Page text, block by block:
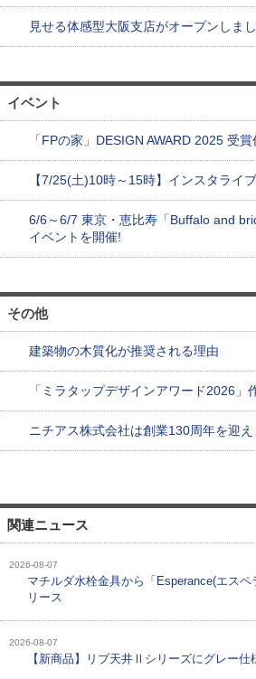
見せる体感型大阪支店がオープンしま
イベント
「FPの家」DESIGN AWARD 2025 受
【7/25(土)10時～15時】インスタライ
6/6～6/7 東京・恵比寿「Buffalo and
イベントを開催!
その他
建築物の木質化が推奨される理由
「ミラタップデザインアワード2026」
ニチアス株式会社は創業130周年を迎え
関連ニュース
2026-08-07
マチルダ水栓金具から「Esperance(エスペ
リース
2026-08-07
【新商品】リブ天井Ⅱシリーズにグレー仕